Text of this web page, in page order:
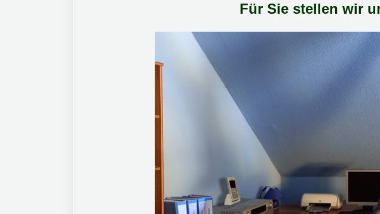
Für Sie stellen wir